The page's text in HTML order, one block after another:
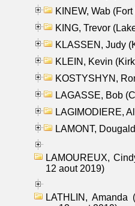
KINEW, Wab
KING, Trevor
KLASSEN, Judy
KLEIN, Kevin
KOSTYSHYN,
LAGASSE, Bob
LAGIMODIERE,
LAMONT,
LAMOUREUX,
12 aout 2019)
LATHLIN, Amanda